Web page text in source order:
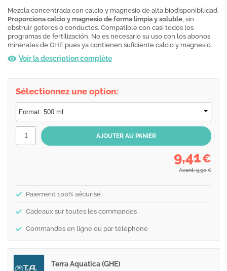
Mezcla concentrada con calcio y magnesio de alta biodisponibilidad.
Proporciona calcio y magnesio de forma limpia y soluble, sin
obstruir goteros o conductos. Compatible con casi todos los
programas de fertilización. No es necesario su uso con los abonos
minerales de GHE pues ya contienen suficiente calcio y magnesio.
Voir la description complète
Sélectionnez une option:
9,41€
Avant: 9,90 €
Paiement 100% sécurisé
Cadeaux sur toutes les commandes
Commandes en ligne ou par téléphone
Terra Aquatica (GHE)